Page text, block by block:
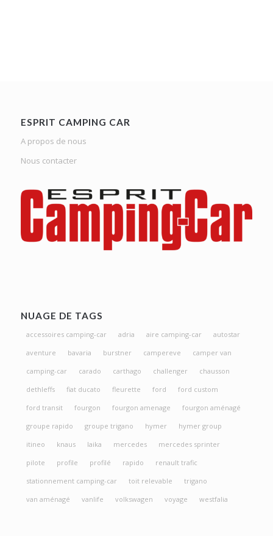
ESPRIT CAMPING CAR
A propos de nous
Nous contacter
NUAGE DE TAGS
accessoires camping-car adria aire camping-car
autostar
aventure
bavaria burstner campereve
camper van
camping-car
carado carthago challenger
chausson
dethleffs
fiat ducato fleurette ford
ford custom
ford transit
fourgon fourgon amenage
fourgon aménagé
groupe rapido
groupe trigano hymer
hymer group
itineo
knaus laika mercedes
mercedes sprinter
pilote
profile profilé rapido
renault trafic
stationnement camping-car
toit relevable
trigano
van aménagé
vanlife volkswagen voyage westfalia